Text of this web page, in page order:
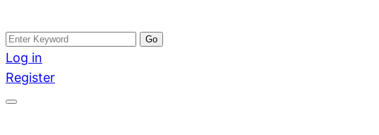
Skip
to
content
อสังหาโพสต์ รีวิวเยอะ รับจ้างโพสต์ขายบ้าน รับจ้างโพสต์อสังหา แ
ติดGoogleหน้าแรกได้จริงๆ ใน 7 วัน
รับจ้างโพสอสังหา ขายบ้าน อสังหาโพสต์ เชื่อถือได้จริง รับโพสต์ ที่
เดียว ที่กล้าการันตีผลงาน ประสบการณ์กว่า20ปี ทีมงานมืออาชีพ ช่ว
Search
for:
Log in
Register